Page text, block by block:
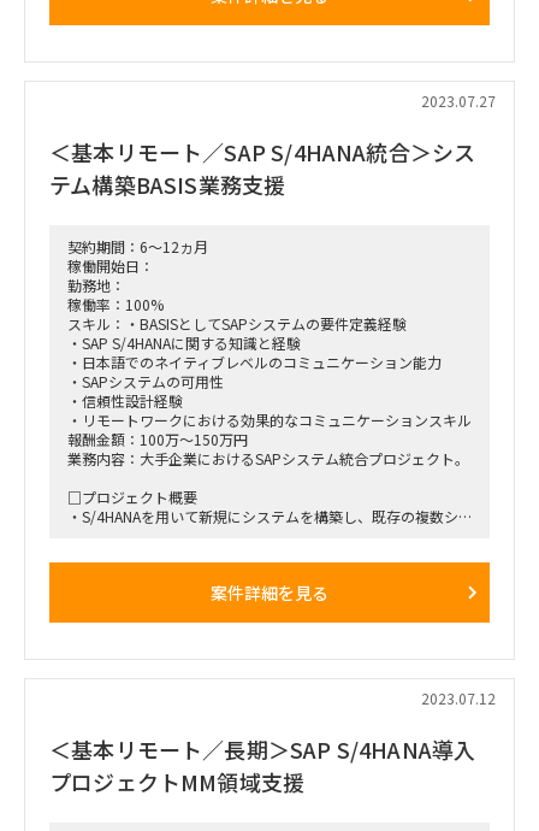
・プロジェクトマネジメント
・ユーザーコミュニケーション/コーディネート
・業務部門との壁打ち/要件整理と課題の洗い出し
■勤務場所：基本リモート
※オフィスは秋葉原
■勤務時間：9:00-18:00
2023.07.27
＜基本リモート／SAP S/4HANA統合＞シス
テム構築BASIS業務支援
契約期間：6～12ヵ月
稼働開始日：
勤務地：
稼働率：100%
スキル：・BASISとしてSAPシステムの要件定義経験
・SAP S/4HANAに関する知識と経験
・日本語でのネイティブレベルのコミュニケーション能力
・SAPシステムの可用性
・信頼性設計経験
・リモートワークにおける効果的なコミュニケーションスキル
報酬金額：100万～150万円
業務内容：大手企業におけるSAPシステム統合プロジェクト。
□プロジェクト概要
・S/4HANAを用いて新規にシステムを構築し、既存の複数シ
進
・リモート環境における適切な報告・連絡・相談（報連相）
案件詳細を見る
2023.07.12
＜基本リモート／長期＞SAP S/4HANA導入
プロジェクトMM領域支援